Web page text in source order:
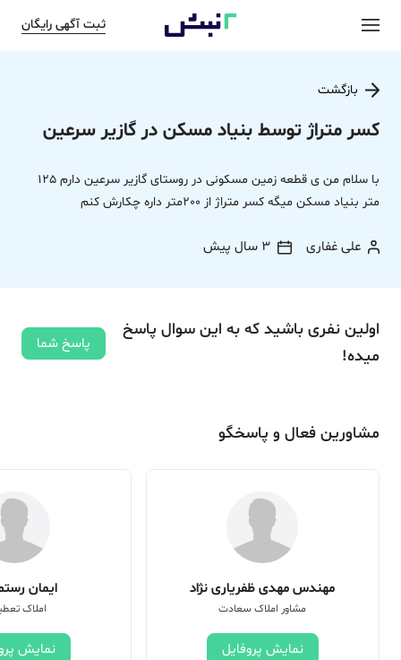
ثبت آگهی رایگان
بازگشت
کسر متراژ توسط بنیاد مسکن در گازیر سرعین
با سلام من ی قطعه زمین مسکونی در روستای گازیر سرعین دارم 125
متر بنیاد مسکن میگه کسر متراژ از 200متر داره چکارش کنم
علی غفاری 3 سال پیش
اولین نفری باشید که به این سوال پاسخ
میده!
پاسخ شما
مشاورین فعال و پاسخگو
مهندس مهدی ظفریاری نژاد
مشاور املاک سعادت
نمایش پروفایل
ایمان
املاک
نمایش